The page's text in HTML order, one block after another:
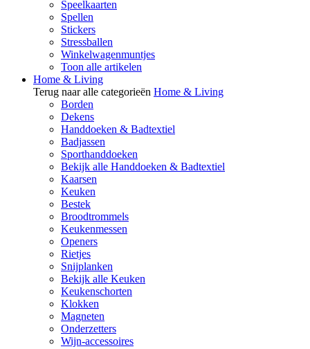
Speelkaarten
Spellen
Stickers
Stressballen
Winkelwagenmuntjes
Toon alle artikelen
Home & Living
Terug naar alle categorieën Home & Living
Borden
Dekens
Handdoeken & Badtextiel
Badjassen
Sporthanddoeken
Bekijk alle Handdoeken & Badtextiel
Kaarsen
Keuken
Bestek
Broodtrommels
Keukenmessen
Openers
Rietjes
Snijplanken
Bekijk alle Keuken
Keukenschorten
Klokken
Magneten
Onderzetters
Wijn-accessoires